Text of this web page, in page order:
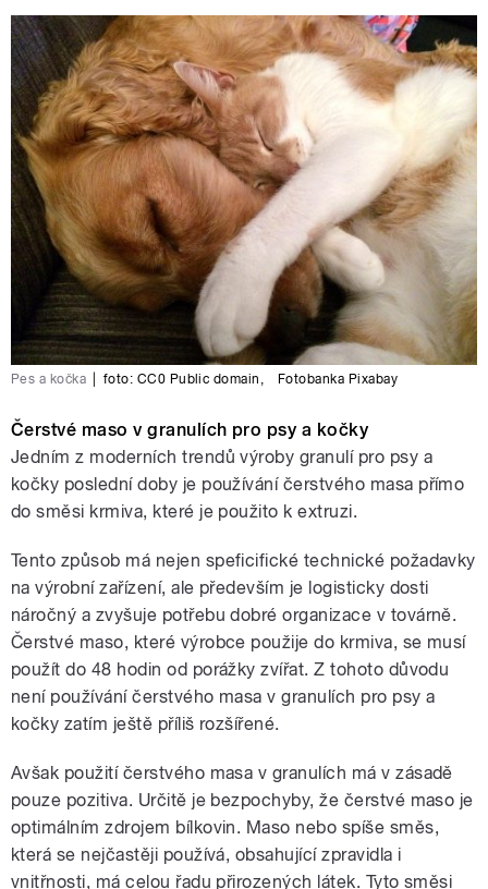
Pes a kočka foto: CC0 Public domain Fotobanka Pixabay
Čerstvé maso v granulích pro psy a kočky
Jedním z moderních trendů výroby granulí pro psy a
kočky poslední doby je používání čerstvého masa přímo
do směsi krmiva, které je použito k extruzi.
Tento způsob má nejen speficifické technické požadavky
na výrobní zařízení, ale především je logisticky dosti
náročný a zvyšuje potřebu dobré organizace v továrně.
Čerstvé maso, které výrobce použije do krmiva, se musí
použít do 48 hodin od porážky zvířat. Z tohoto důvodu
není používání čerstvého masa v granulích pro psy a
kočky zatím ještě příliš rozšířené.
Avšak použití čerstvého masa v granulích má v zásadě
pouze pozitiva. Určitě je bezpochyby, že čerstvé maso je
optimálním zdrojem bílkovin. Maso nebo spíše směs,
která se nejčastěji používá, obsahující zpravidla i
vnitřnosti, má celou řadu přirozených látek. Tyto směsi